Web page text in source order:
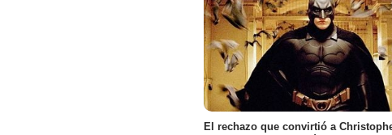
El rechazo que convirtió a